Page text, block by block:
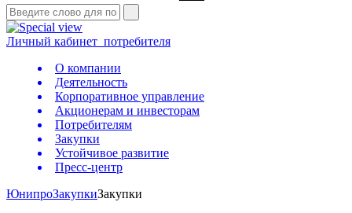
Личный кабинет потребителя
О компании
Деятельность
Корпоративное управление
Акционерам и инвесторам
Потребителям
Закупки
Устойчивое развитие
Пресс-центр
ЮнипроЗакупкиЗакупки